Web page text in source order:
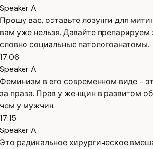
Speaker A
Прошу вас, оставьте лозунги для
вам уже нельзя. Давайте препарируем
словно социальные патологоанатомы.
17:06
Speaker A
Феминизм в его современном виде -
за права. Прав у женщин в развитом
чем у мужчин.
17:15
Speaker A
Это радикальное хирургическое